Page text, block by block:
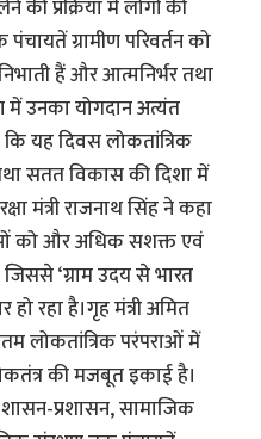
की प्रक्रिया में लोगों की
ग्रामीण परिवर्तन को
हैं और आत्मनिर्भर तथा
में उनका योगदान अत्यंत
यह दिवस लोकतांत्रिक
सतत विकास की दिशा में
मंत्री राजनाथ सिंह ने कहा
को और अधिक सशक्त एवं
जिससे ‘ग्राम उदय से भारत
रहा है।गृह मंत्री अमित
लोकतांत्रिक परंपराओं में
की मजबूत इकाई है।
प्रशासन, सामाजिक